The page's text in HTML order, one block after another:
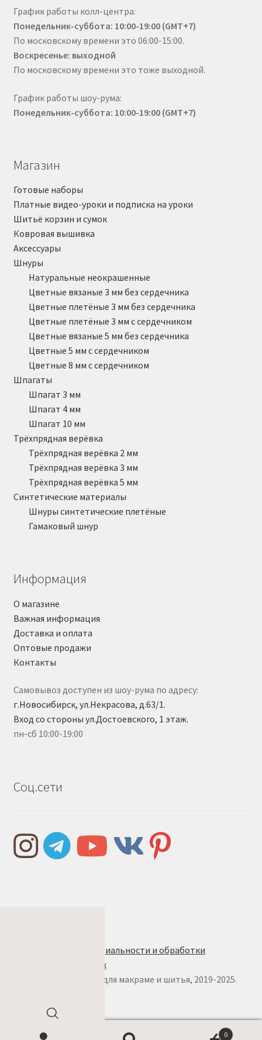
График работы колл-центра:
Понедельник-суббота: 10:00-19:00 (GMT+7)
По московскому времени это 06:00-15:00.
Воскресенье: выходной
По московскому времени это тоже выходной.
График работы шоу-рума:
Понедельник-суббота: 10:00-19:00 (GMT+7)
Магазин
Готовые наборы
Платные видео-уроки и подписка на уроки
Шитьё корзин и сумок
Ковровая вышивка
Аксессуары
Шнуры
Натуральные неокрашенные
Цветные вязаные 3 мм без сердечника
Цветные плетёные 3 мм без сердечника
Цветные плетёные 3 мм с сердечником
Цветные вязаные 5 мм без сердечника
Цветные 5 мм с сердечником
Цветные 8 мм с сердечником
Шпагаты
Шпагат 3 мм
Шпагат 4 мм
Шпагат 10 мм
Трёхпрядная верёвка
Трёхпрядная верёвка 2 мм
Трёхпрядная верёвка 3 мм
Трёхпрядная верёвка 5 мм
Синтетические материалы
Шнуры синтетические плетёные
Гамаковый шнур
Информация
О магазине
Важная информация
Доставка и оплата
Оптовые продажи
Контакты
Самовывоз доступен из шоу-рума по адресу:
г.Новосибирск, ул.Некрасова, д.63/1.
Вход со стороны ул.Достоевского, 1 этаж.
пн-сб 10:00-19:00
Соц.сети
Политика конфиденциальности и обработки
персональных данных
© w.ALL.s, материалы для макраме и шитья, 2019-2025.
0